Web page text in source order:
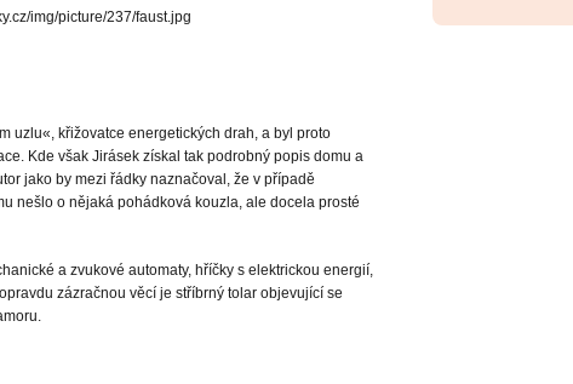
uzlu«, křižovatce energetických drah, a byl proto
Kde však Jirásek získal tak podrobný popis domu a
jako by mezi řádky naznačoval, že v případě
nešlo o nějaká pohádková kouzla, ale docela prosté
a zvukové automaty, hříčky s elektrickou energií,
zázračnou věcí je stříbrný tolar objevující se